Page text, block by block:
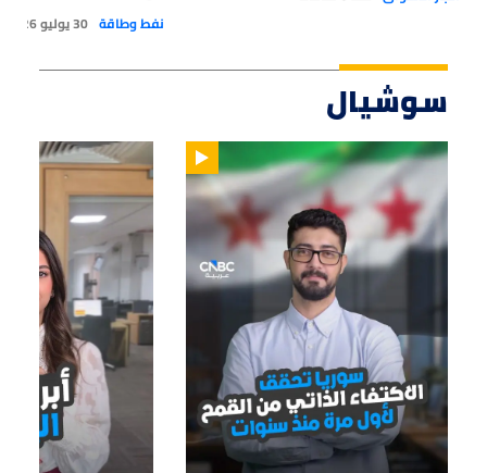
نفط وطاقة 30 يوليو 2026
سوشيال
01:33